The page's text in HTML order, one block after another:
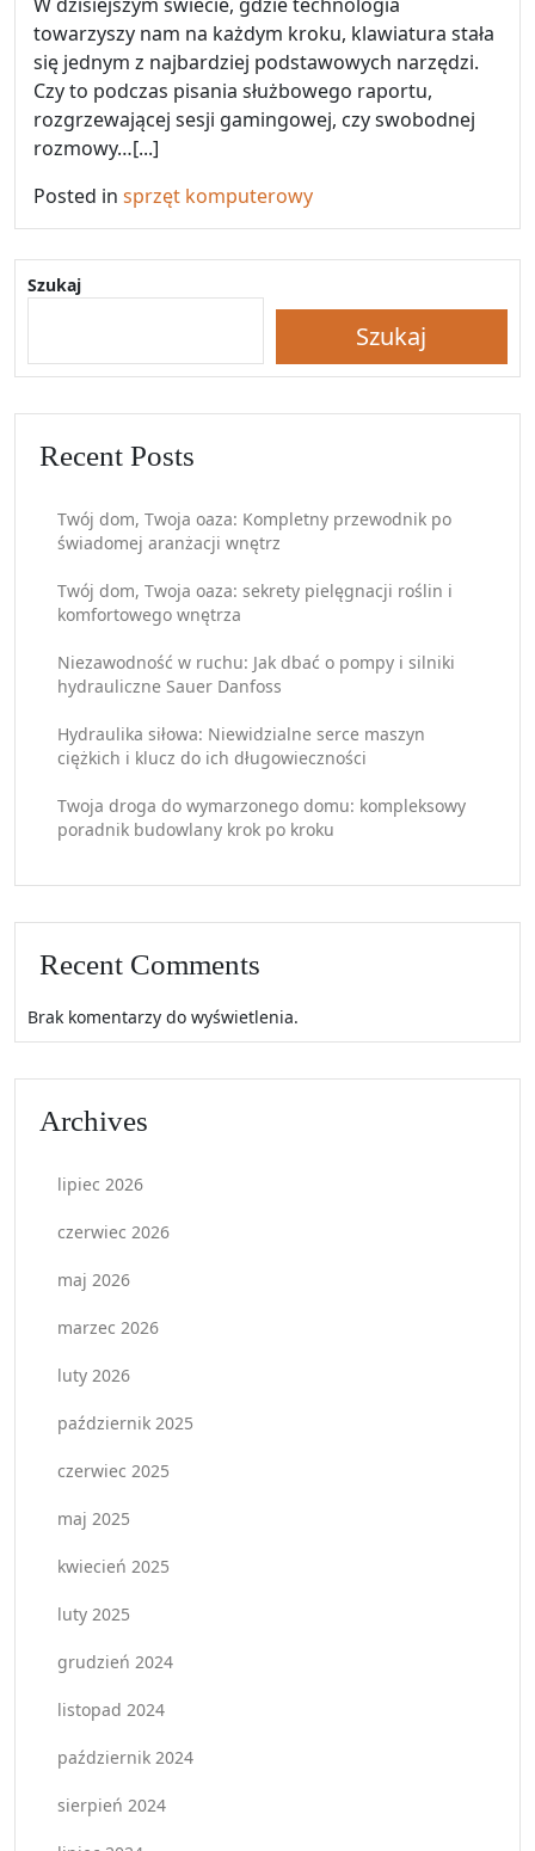
towarzyszy nam na każdym kroku, klawiatura stała
się jednym z najbardziej podstawowych narzędzi.
Czy to podczas pisania służbowego raportu,
rozgrzewającej sesji gamingowej, czy swobodnej
rozmowy…[...]
Posted in sprzęt komputerowy
Szukaj
Szukaj
Recent Posts
Twój dom, Twoja oaza: Kompletny przewodnik po
świadomej aranżacji wnętrz
Twój dom, Twoja oaza: sekrety pielęgnacji roślin i
komfortowego wnętrza
Niezawodność w ruchu: Jak dbać o pompy i silniki
hydrauliczne Sauer Danfoss
Hydraulika siłowa: Niewidzialne serce maszyn
ciężkich i klucz do ich długowieczności
Twoja droga do wymarzonego domu: kompleksowy
poradnik budowlany krok po kroku
Recent Comments
Brak komentarzy do wyświetlenia.
Archives
lipiec 2026
czerwiec 2026
maj 2026
marzec 2026
luty 2026
październik 2025
czerwiec 2025
maj 2025
kwiecień 2025
luty 2025
grudzień 2024
listopad 2024
październik 2024
sierpień 2024